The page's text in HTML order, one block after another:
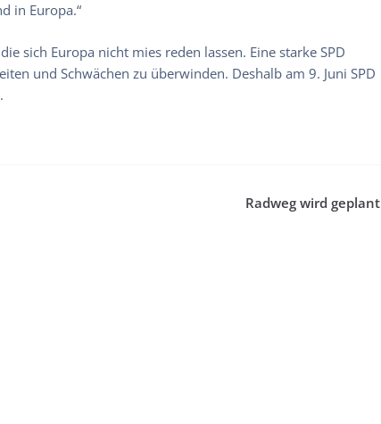
in Europa.“
sich Europa nicht mies reden lassen. Eine starke SPD
und Schwächen zu überwinden. Deshalb am 9. Juni SPD
Radweg wird geplant